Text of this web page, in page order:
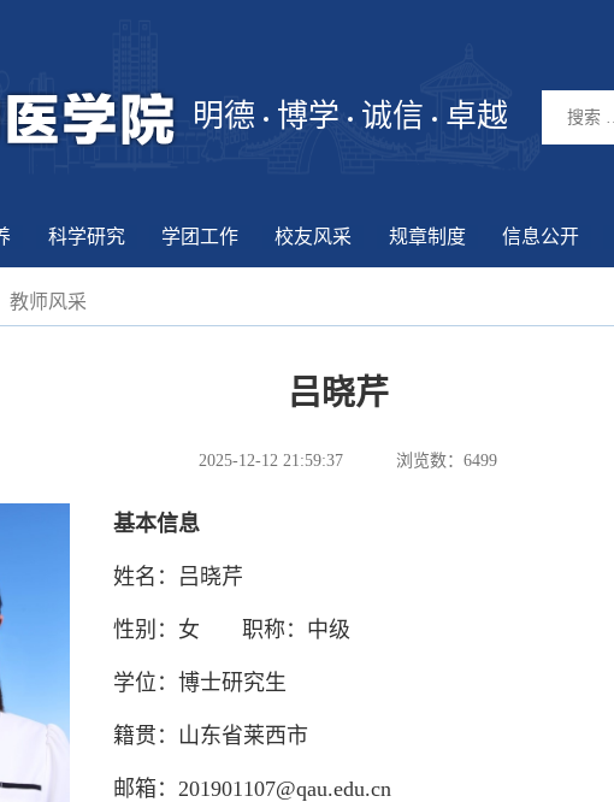
明德 博学 诚信 卓越
科学研究 学团工作 校友风采 规章制度 信息公开
教师风采
吕晓芹
2025-12-12 21:59:37 浏览数：6499
基本信息
姓名：吕晓芹
性别：女 职称：中级
学位：博士研究生
籍贯：山东省莱西市
邮箱：201901107@qau.edu.cn